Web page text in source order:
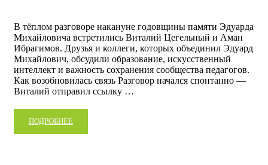
В тёплом разговоре накануне годовщины памяти Эдуарда
Михайловича встретились Виталий Цегельный и Аман
Ибрагимов. Друзья и коллеги, которых объединил Эдуард
Михайлович, обсудили образование, искусственный
интеллект и важность сохранения сообщества педагогов.
Как возобновилась связь Разговор начался спонтанно —
Виталий отправил ссылку …
ПОДРОБНЕЕ